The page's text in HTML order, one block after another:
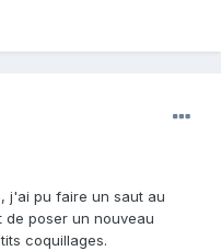
j'ai pu faire un saut au
de poser un nouveau
coquillages.